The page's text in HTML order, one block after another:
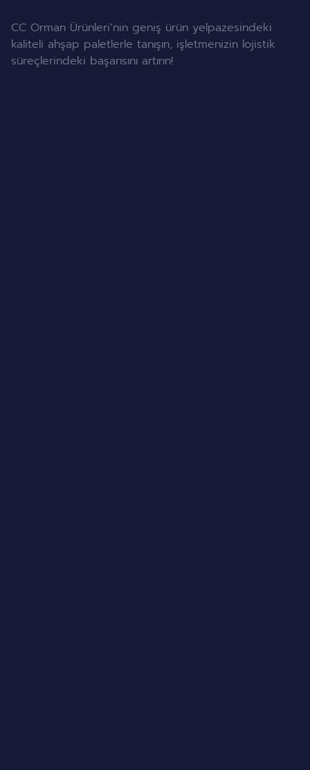
CC Orman Ürünleri’nin geniş ürün yelpazesindeki
kaliteli ahşap paletlerle tanışın, işletmenizin lojistik
süreçlerindeki başarısını artırın!